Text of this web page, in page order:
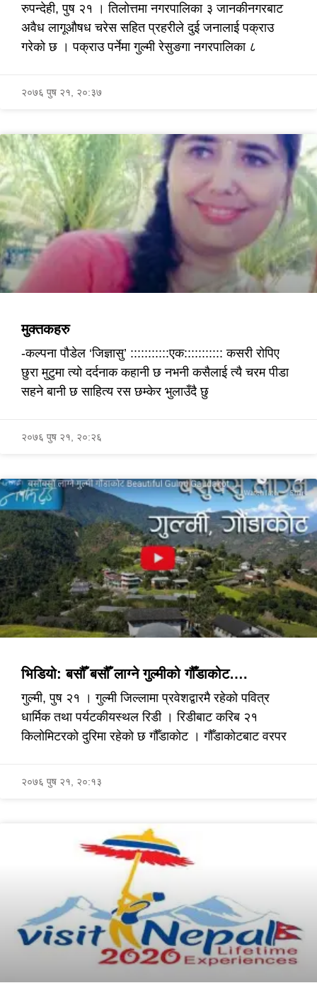
रुपन्देही, पुष २१ । तिलोत्तमा नगरपालिका ३ जानकीनगरबाट
अवैध लागूऔषध चरेस सहित प्रहरीले दुई जनालाई पक्राउ
गरेको छ । पक्राउ पर्नेमा गुल्मी रेसुङगा नगरपालिका ८
२०७६ पुष २१, २०:३७
मुक्तकहरु
-कल्पना पौडेल ‘जिज्ञासु’ :::::::::::एक::::::::::: कसरी रोपिए
छुरा मुटुमा त्यो दर्दनाक कहानी छ नभनी कसैलाई त्यै चरम पीडा
सहने बानी छ साहित्य रस छम्केर भुलाउँदै छु
२०७६ पुष २१, २०:२६
भिडियो: बसौँ बसौँ लाग्ने गुल्मीको गौँडाकोट….
गुल्मी, पुष २१ । गुल्मी जिल्लामा प्रवेशद्वारमै रहेको पवित्र
धार्मिक तथा पर्यटकीयस्थल रिडी । रिडीबाट करिब २१
किलोमिटरको दुरिमा रहेको छ गौँडाकोट । गौँडाकोटबाट वरपर
२०७६ पुष २१, २०:१३